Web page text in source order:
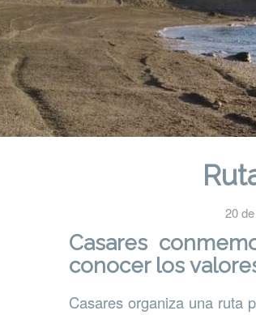
20
Casares
conocer los
Casares organiza una ruta